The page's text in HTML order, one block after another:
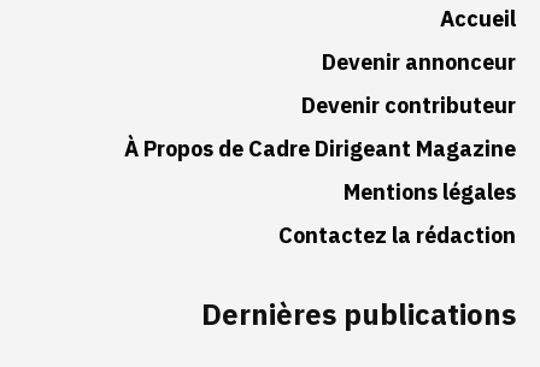
Accueil
Devenir annonceur
Devenir contributeur
À Propos de Cadre Dirigeant Magazine
Mentions légales
Contactez la rédaction
Dernières publications